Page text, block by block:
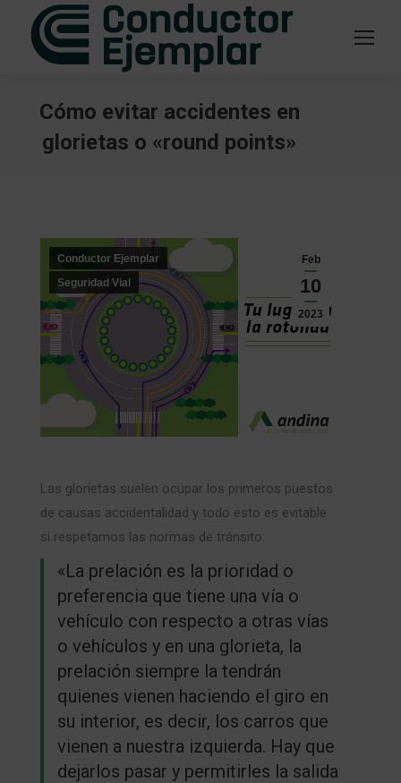
Cómo evitar accidentes en
glorietas o «round points»
Feb
10
2023
Conductor Ejemplar
Seguridad Vial
Las glorietas suelen ocupar los primeros puestos
de causas accidentalidad y todo esto es evitable
si respetamos las normas de tránsito:
«La prelación es la prioridad o
preferencia que tiene una vía o
vehículo con respecto a otras vías
o vehículos y en una glorieta, la
prelación siempre la tendrán
quienes vienen haciendo el giro en
su interior, es decir, los carros que
vienen a nuestra izquierda. Hay que
dejarlos pasar y permitirles la salida